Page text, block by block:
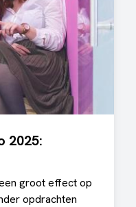
2025:
groot effect op
opdrachten